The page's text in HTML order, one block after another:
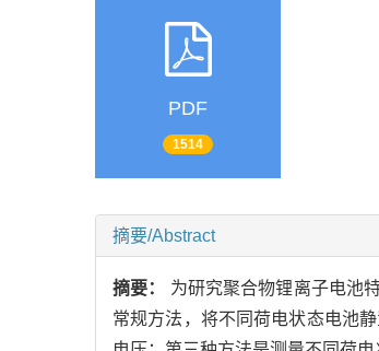
PDF
1514
摘要/Abstract
摘要： 为研究聚合物锂离子电池
常规方法，将不同荷电状态电池